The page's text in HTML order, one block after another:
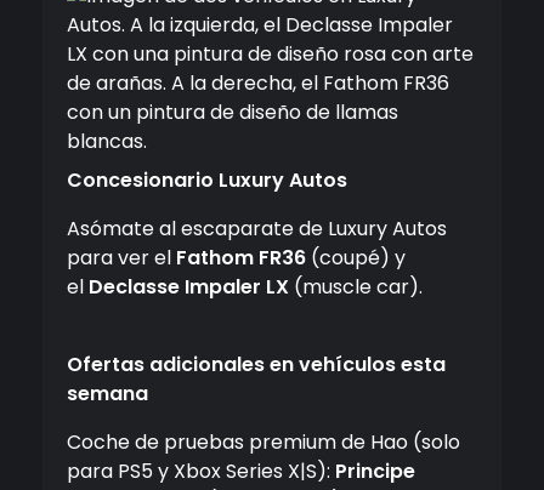
Concesionario Luxury Autos
Asómate al escaparate de Luxury Autos
para ver el Fathom FR36 (coupé) y
el Declasse Impaler LX (muscle car).
Ofertas adicionales en vehículos esta
semana
Coche de pruebas premium de Hao (solo
para PS5 y Xbox Series X|S): Principe